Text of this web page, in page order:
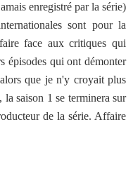
enregistré par la série)
sont pour la
face aux critiques qui
épisodes qui ont démonter
que je n'y croyait plus
saison 1 se terminera sur
de la série. Affaire